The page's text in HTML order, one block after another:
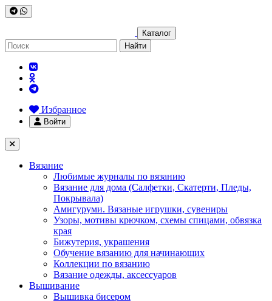
Каталог
Найти
Избранное
Войти
Вязание
Любимые журналы по вязанию
Вязание для дома (Салфетки, Скатерти, Пледы,
Покрывала)
Амигуруми. Вязаные игрушки, сувениры
Узоры, мотивы крючком, схемы спицами, обвязка
края
Бижутерия, украшения
Обучение вязанию для начинающих
Коллекции по вязанию
Вязание одежды, аксессуаров
Вышивание
Вышивка бисером